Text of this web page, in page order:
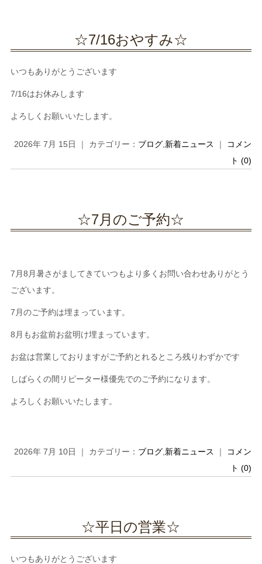
☆7/16おやすみ☆
いつもありがとうございます
7/16はお休みします
よろしくお願いいたします。
2026年 7月 15日 ｜ カテゴリー： ブログ 新着ニュース ｜ コメン
ト (0)
☆7月のご予約☆
7月8月暑さがましてきていつもより多くお問い合わせありがとう
ございます。
7月のご予約は埋まっています。
8月もお盆前お盆明け埋まっています。
お盆は営業しておりますがご予約とれるところ残りわずかです
しばらくの間リピーター様優先でのご予約になります。
よろしくお願いいたします。
2026年 7月 10日 ｜ カテゴリー： ブログ 新着ニュース ｜ コメン
ト (0)
☆平日の営業☆
いつもありがとうございます